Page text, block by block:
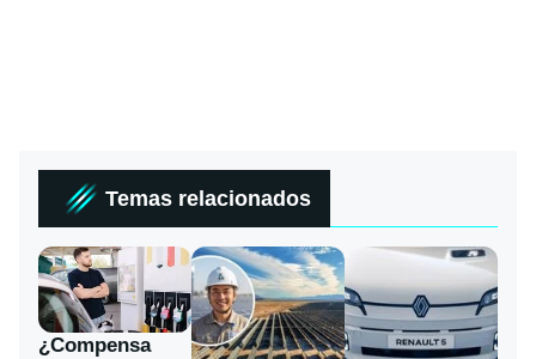
Temas relacionados
¿Compensa